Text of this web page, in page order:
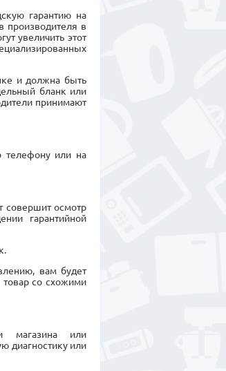
гарантию на
производителя в
увеличить этот
и должна быть
бланк или
принимают
телефону или на
совершит осмотр
гарантийной
вам будет
со схожими
магазина или
диагностику или